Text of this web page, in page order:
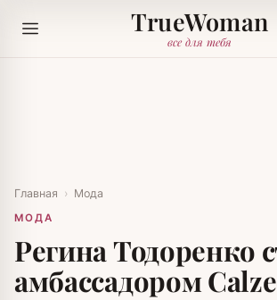
TrueWoman
все для тебя
Главная › Мода
МОДА
Регина Тодоренко
амбассадором